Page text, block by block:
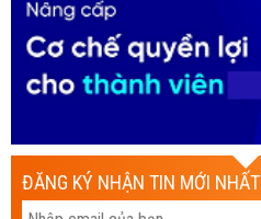
ĐĂNG KÝ NHẬN TIN MỚI NHẤT